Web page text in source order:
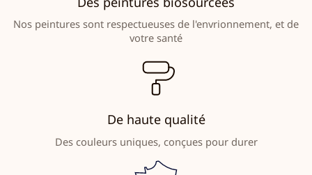
Nos peintures sont respectueuses de l'envrionnement, et de
votre santé
De haute qualité
Des couleurs uniques, conçues pour durer